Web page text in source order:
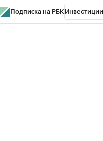
Подписка на РБК Инвестиции